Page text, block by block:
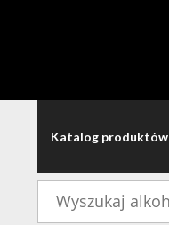
Katalog produktów